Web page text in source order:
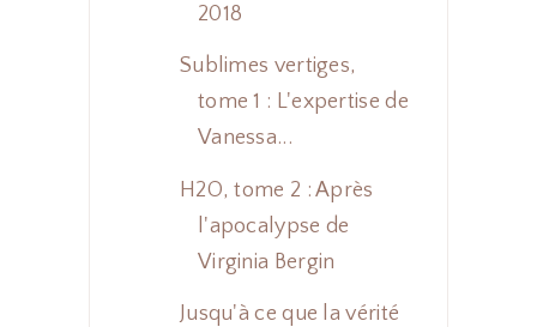
2018
Sublimes vertiges,
tome 1 : L'expertise de
Vanessa...
H2O, tome 2 : Après
l'apocalypse de
Virginia Bergin
Jusqu'à ce que la vérité